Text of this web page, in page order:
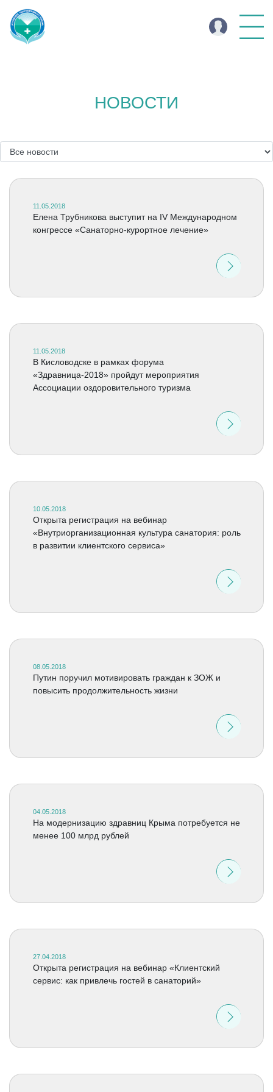
НОВОСТИ
11.05.2018
Елена Трубникова выступит на IV Международном
конгрессе «Санаторно-курортное лечение»
11.05.2018
В Кисловодске в рамках форума
«Здравница-2018» пройдут мероприятия
Ассоциации оздоровительного туризма
10.05.2018
Открыта регистрация на вебинар
«Внутриорганизационная культура санатория: роль
в развитии клиентского сервиса»
08.05.2018
Путин поручил мотивировать граждан к ЗОЖ и
повысить продолжительность жизни
04.05.2018
На модернизацию здравниц Крыма потребуется не
менее 100 млрд рублей
27.04.2018
Открыта регистрация на вебинар «Клиентский
сервис: как привлечь гостей в санаторий»